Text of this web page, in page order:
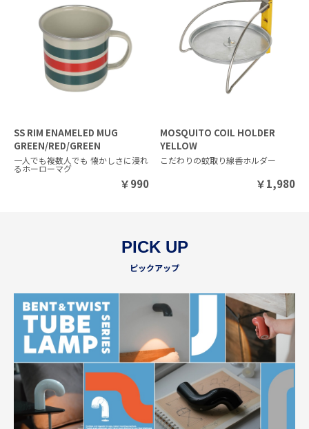
SS RIM ENAMELED MUG
GREEN/RED/GREEN
一人でも複数人でも 懐かしさに浸れ
るホーローマグ
￥990
MOSQUITO COIL HOLDER
YELLOW
こだわりの蚊取り線香ホルダー
￥1,980
PICK UP
ピックアップ